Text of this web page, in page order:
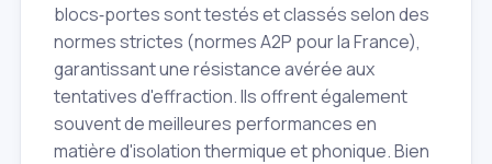
blocs‑portes sont testés et classés selon des
normes strictes (normes A2P pour la France),
garantissant une résistance avérée aux
tentatives d'effraction. Ils offrent également
souvent de meilleures performances en
matière d'isolation thermique et phonique. Bien